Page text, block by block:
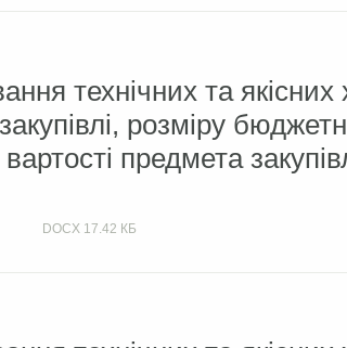
технічних та якісних
розміру
вартості предмета
DOCX 17.42 КБ